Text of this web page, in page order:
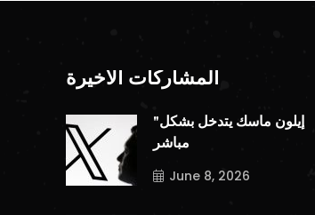
المشاركات الأخيرة
"إيلون ماسك يتدخل بشكل
مباشر
June 8, 2026